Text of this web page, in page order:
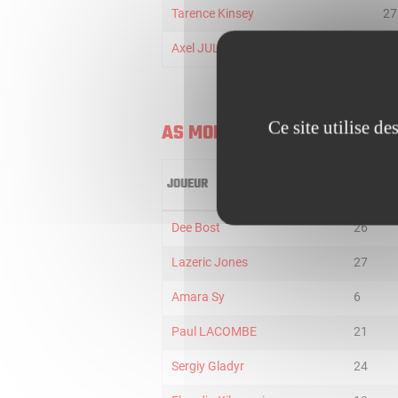
Tarence Kinsey 27
Axel JULIEN
AS MONACO
JOUEUR
Dee Bost 26
Lazeric Jones 27
Amara Sy 6
Paul LACOMBE 21
Sergiy Gladyr 24
Ce site utilise